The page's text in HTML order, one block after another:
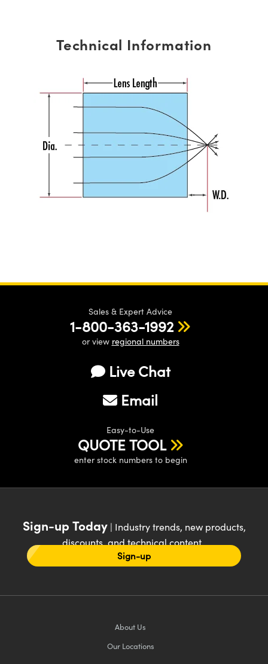
Technical Information
Sales & Expert Advice
1-800-363-1992
or view regional numbers
Live Chat
Email
Easy-to-Use
QUOTE TOOL
enter stock numbers to begin
Sign-up Today| Industry trends, new products,
discounts, and technical content
Sign-up
About Us
Our Locations